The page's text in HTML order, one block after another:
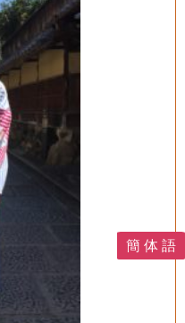
簡 体 語